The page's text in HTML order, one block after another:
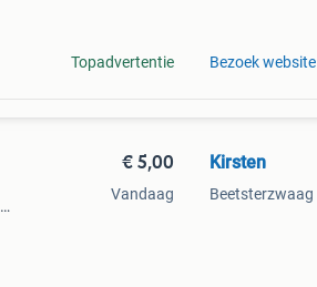
Topadvertentie Bezoek website
€ 5,00
Vandaag
Kirsten
Beetsterzwaag